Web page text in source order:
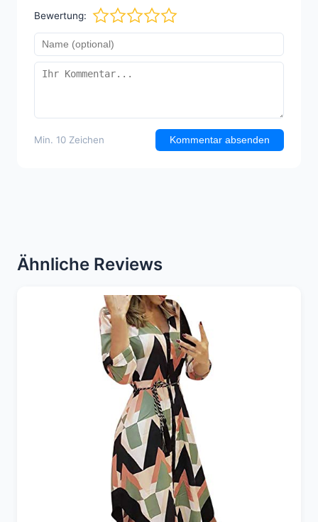
Bewertung:
Min. 10 Zeichen Kommentar absenden
Ähnliche Reviews